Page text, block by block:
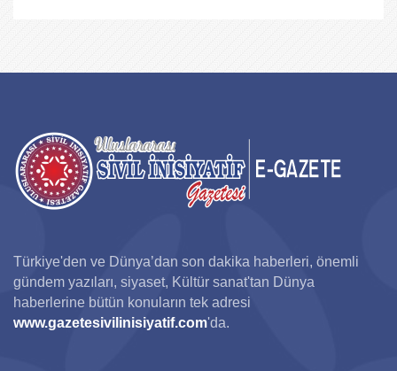
Türkiye'den ve Dünya’dan son dakika haberleri, önemli
gündem yazıları, siyaset, Kültür sanat'tan Dünya
haberlerine bütün konuların tek adresi
www.gazetesivilinisiyatif.com'da.